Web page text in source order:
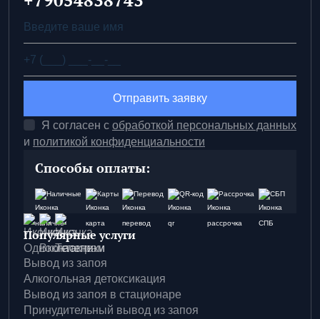
Отправить заявку
Я согласен с обработкой персональных данных
и политикой конфиденциальности
Способы оплаты:
Наличные Карты Перевод QR-код Рассрочка СБП
Популярные услуги
Вывод из запоя
Алкогольная детоксикация
Вывод из запоя в стационаре
Принудительный вывод из запоя